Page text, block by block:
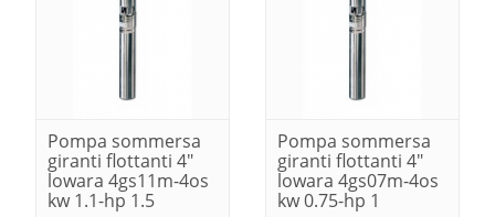
Pompa sommersa
giranti flottanti 4"
lowara 4gs11m-4os
kw 1.1-hp 1.5
Pompa sommersa
giranti flottanti 4"
lowara 4gs07m-4os
kw 0.75-hp 1